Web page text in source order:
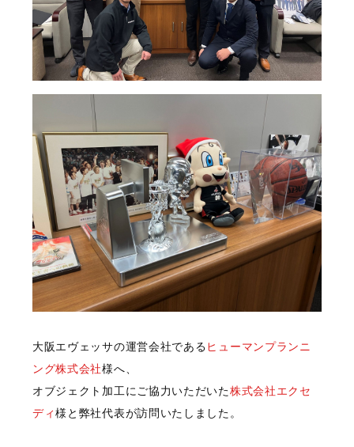
大阪エヴェッサの運営会社であるヒューマンプランニ
ング株式会社様へ、
オブジェクト加工にご協力いただいた株式会社エクセ
ディ様と弊社代表が訪問いたしました。